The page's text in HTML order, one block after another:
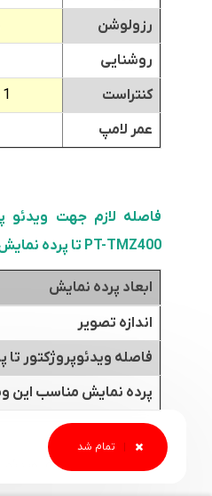
رزولوشن
روشنایی
کنتراست
1 :3000000
عمر لامپ
PT-TMZ400 تا پرده نمایش
ابعاد پرده نمایش
اندازه تصویر
فاصله ویدئوپروژکتور تا
پرده نمایش مناسب این
جهت بررسی فاصله ویدئو